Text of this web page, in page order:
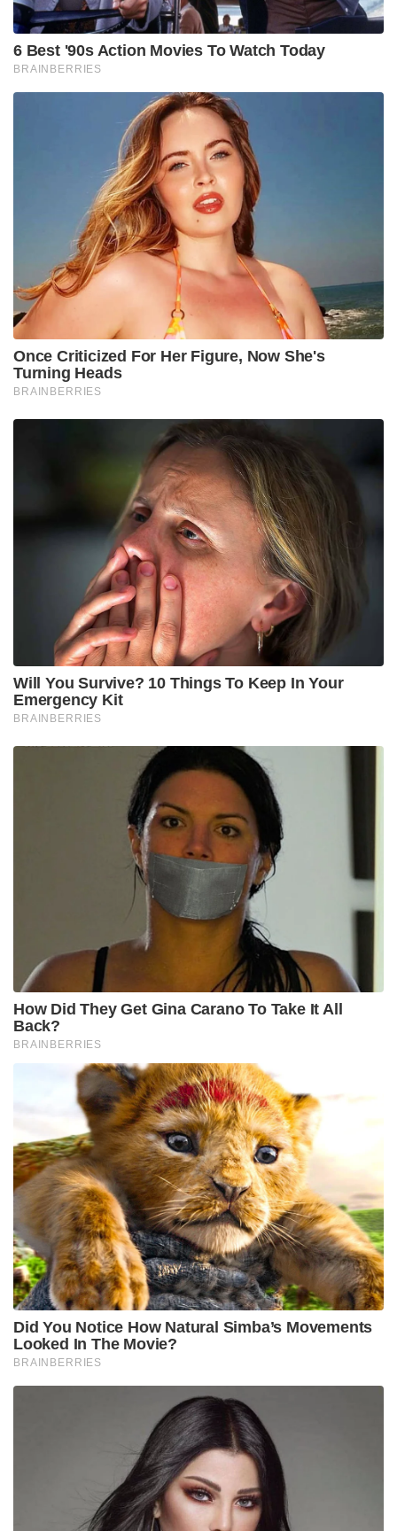
6 Best '90s Action Movies To Watch Today
BRAINBERRIES
Once Criticized For Her Figure, Now She's
Turning Heads
BRAINBERRIES
Will You Survive? 10 Things To Keep In Your
Emergency Kit
BRAINBERRIES
How Did They Get Gina Carano To Take It All
Back?
BRAINBERRIES
Did You Notice How Natural Simba’s Movements
Looked In The Movie?
BRAINBERRIES